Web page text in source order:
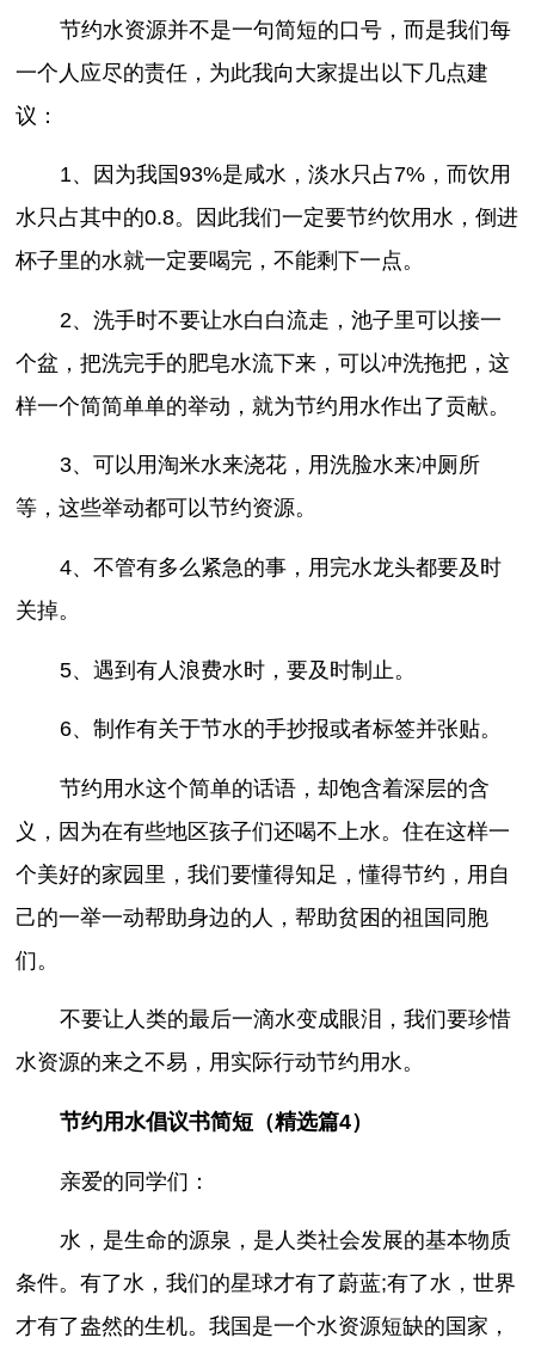
节约水资源并不是一句简短的口号，而是我们每
一个人应尽的责任，为此我向大家提出以下几点建
议：
1、因为我国93%是咸水，淡水只占7%，而饮用
水只占其中的0.8。因此我们一定要节约饮用水，倒进
杯子里的水就一定要喝完，不能剩下一点。
2、洗手时不要让水白白流走，池子里可以接一
个盆，把洗完手的肥皂水流下来，可以冲洗拖把，这
样一个简简单单的举动，就为节约用水作出了贡献。
3、可以用淘米水来浇花，用洗脸水来冲厕所
等，这些举动都可以节约资源。
4、不管有多么紧急的事，用完水龙头都要及时
关掉。
5、遇到有人浪费水时，要及时制止。
6、制作有关于节水的手抄报或者标签并张贴。
节约用水这个简单的话语，却饱含着深层的含
义，因为在有些地区孩子们还喝不上水。住在这样一
个美好的家园里，我们要懂得知足，懂得节约，用自
己的一举一动帮助身边的人，帮助贫困的祖国同胞
们。
不要让人类的最后一滴水变成眼泪，我们要珍惜
水资源的来之不易，用实际行动节约用水。
节约用水倡议书简短（精选篇4）
亲爱的同学们：
水，是生命的源泉，是人类社会发展的基本物质
条件。有了水，我们的星球才有了蔚蓝;有了水，世界
才有了盎然的生机。我国是一个水资源短缺的国家，